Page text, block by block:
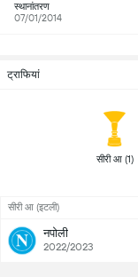
स्थानांतरण
07/01/2014
ट्राफियां
सीरी आ (1)
सीरी आ (इटली)
नपोली
2022/2023